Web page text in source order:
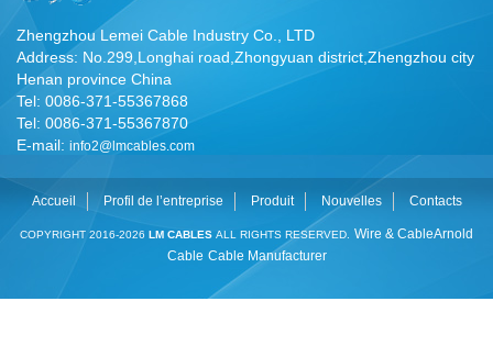
Zhengzhou Lemei Cable Industry Co., LTD
Address: No.299,Longhai road,Zhongyuan district,Zhengzhou city
Henan province China
Tel: 0086-371-55367868
Tel: 0086-371-55367870
E-mail: info2@lmcables.com
Accueil Profil de l’entreprise Produit Nouvelles Contacts
COPYRIGHT 2016-2026 LM CABLES ALL RIGHTS RESERVED. Wire & CableArnold
Cable Cable Manufacturer